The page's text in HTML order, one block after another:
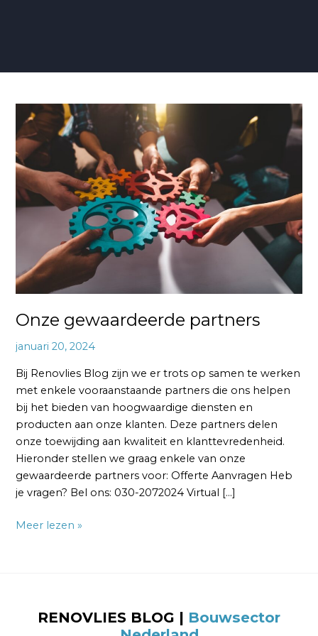
Onze gewaardeerde partners
januari 20, 2024
Bij Renovlies Blog zijn we er trots op samen te werken
met enkele vooraanstaande partners die ons helpen
bij het bieden van hoogwaardige diensten en
producten aan onze klanten. Deze partners delen
onze toewijding aan kwaliteit en klanttevredenheid.
Hieronder stellen we graag enkele van onze
gewaardeerde partners voor: Offerte Aanvragen Heb
je vragen? Bel ons: 030-2072024 Virtual […]
Onze
gewaardeerde
partners
Meer lezen »
RENOVLIES BLOG | Bouwsector